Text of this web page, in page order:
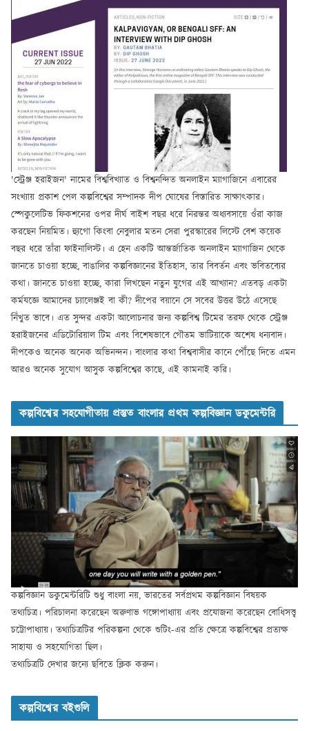
'স্ট্রেঞ্জ হরাইজন' নামের বিশ্ববিখ্যাত ও বিশ্বনন্দিত অনলাইন ম্যাগাজিনে এবারের
সংখ্যায় প্রকাশ পেল কল্পবিশ্বের সম্পাদক দীপ ঘোষের বিস্তারিত সাক্ষাৎকার।
স্পেকুলেটিভ ফিকশনের ওপর দীর্ঘ বাইশ বছর ধরে নিরন্তর অধ্যবসায়ে ওঁরা কাজ
করছেন নিয়মিত। হ্যুগো কিংবা নেবুলার মতন সেরা পুরস্কারের লিস্টে বেশ কয়েক
বছর ধরে তাঁরা ফাইনালিস্ট। এ হেন একটি আন্তর্জাতিক অনলাইন ম্যাগাজিন থেকে
জানতে চাওয়া হচ্ছে, বাঙালির কল্পবিজ্ঞানের ইতিহাস, তার বিবর্তন এবং ভবিতব্যের
কথা। জানতে চাওয়া হচ্ছে, কারা লিখছেন নতুন যুগের এই আখ্যান? এতবড় একটা
কর্মযজ্ঞে আমাদের চ্যালেঞ্জই বা কী? দীপের বয়ানে সে সবের উত্তর উঠে এসেছে
নিঁখুত ভাবে। এত সুন্দর একটা আলোচনার জন্য কল্পবিশ্ব টিমের তরফ থেকে স্ট্রেঞ্জ
হরাইজনের এডিটোরিয়াল টিম এবং বিশেষভাবে গৌতম ভাটিয়াকে অশেষ ধন্যবাদ।
দীপকেও অনেক অনেক অভিনন্দন। বাংলার কথা বিশ্ববাসীর কানে পৌঁছে দিতে এমন
আরও অনেক সুযোগ আসুক কল্পবিশ্বের কাছে, এই কামনাই করি।
কল্পবিশ্বের সহযোগীতায় প্রস্তুত বাংলার প্রথম কল্পবিজ্ঞান ডকুমেন্টরি
কল্পবিজ্ঞান ডকুমেন্টরিটি শুধু বাংলা নয়, ভারতের সর্বপ্রথম কল্পবিজ্ঞান বিষয়ক
তথ্যচিত্র। পরিচালনা করেছেন অরুণাভ গঙ্গোপাধ্যায় এবং প্রযোজনা করেছেন বোধিসত্ত্ব
চট্টোপাধ্যায়। তথ্যচিত্রটির পরিকল্পনা থেকে শুটিং-এর প্রতি ক্ষেত্রে কল্পবিশ্বের প্রত্যক্ষ
সাহায্য ও সহযোগিতা ছিল।
তথ্যচিত্রটি দেখার জন্যে ছবিতে ক্লিক করুন।
কল্পবিশ্বের বইগুলি